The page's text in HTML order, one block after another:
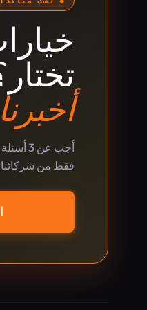
أجب
فقط من شركائنا